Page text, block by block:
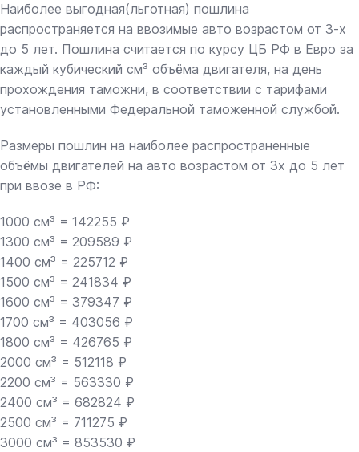
Наиболее выгодная(льготная) пошлина
распространяется на ввозимые авто возрастом от 3-х
до 5 лет. Пошлина считается по курсу ЦБ РФ в Евро за
каждый кубический см³ объёма двигателя, на день
прохождения таможни, в соответствии с тарифами
установленными Федеральной таможенной службой.
Размеры пошлин на наиболее распространенные
объёмы двигателей на авто возрастом от 3х до 5 лет
при ввозе в РФ:
1000 см³ = 142255 ₽
1300 см³ = 209589 ₽
1400 см³ = 225712 ₽
1500 см³ = 241834 ₽
1600 см³ = 379347 ₽
1700 см³ = 403056 ₽
1800 см³ = 426765 ₽
2000 см³ = 512118 ₽
2200 см³ = 563330 ₽
2400 см³ = 682824 ₽
2500 см³ = 711275 ₽
3000 см³ = 853530 ₽